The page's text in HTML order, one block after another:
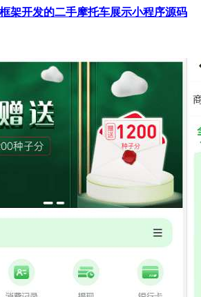
架开发的二手摩托车展示小程序源码